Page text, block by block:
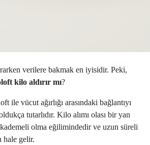
verilere bakmak en iyisidir. Peki,
kilo aldırır mı?
ile vücut ağırlığı arasındaki bağlantıyı
tutarlıdır. Kilo alımı olası bir yan
olma eğilimindedir ve uzun süreli
hale gelir.